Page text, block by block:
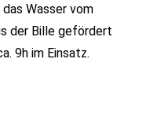
Wasser vom
der Bille gefördert
9h im Einsatz.